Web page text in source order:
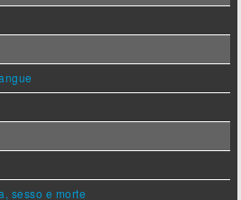
sesso e morte